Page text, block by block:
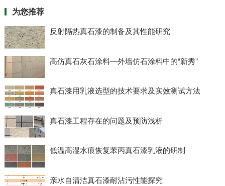
为您推荐
反射隔热真石漆的制备及其性能研究
高仿真石灰石涂料—外墙仿石涂料中的“新秀”
真石漆用乳液选型的技术要求及实效测试方法
真石漆工程存在的问题及预防浅析
低温高湿水痕恢复苯丙真石漆乳液的研制
亲水自清洁真石漆耐沾污性能探究